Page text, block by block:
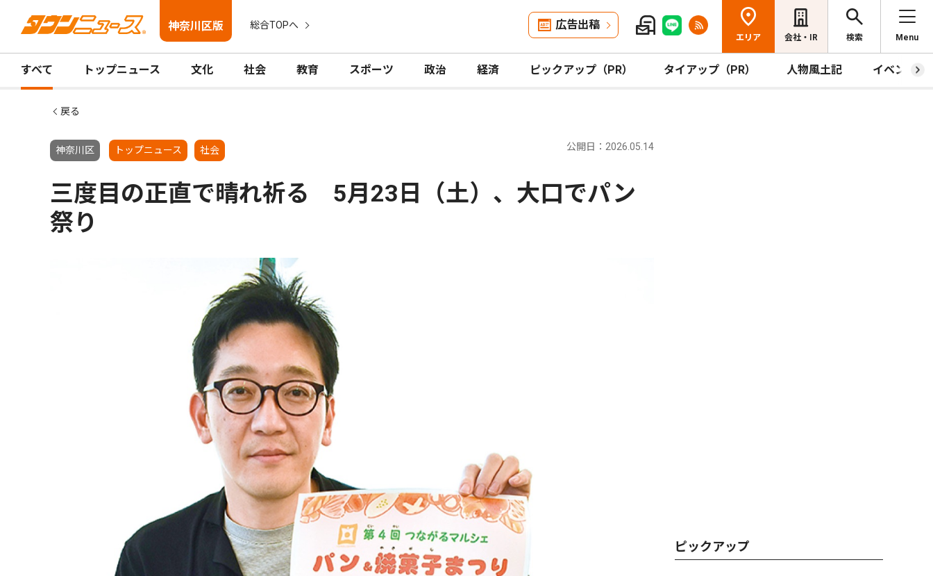
神奈川区版 総合TOPへ 広告出稿
エリア 会社・IR 検索 Menu
すべて トップニュース 文化 社会 教育 スポーツ 政治 経済 ピックアップ（PR） タイアップ（PR） 人物風土記 イベント
戻る
神奈川区 トップニュース 社会 公開日：2026.05.14
三度目の正直で晴れ祈る 5月23日（土）、大口でパン
祭り
ピックアップ